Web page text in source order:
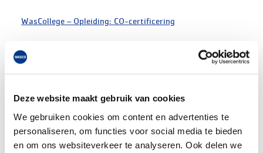
Deze website maakt gebruik van cookies
We gebruiken cookies om content en advertenties te
personaliseren, om functies voor social media te bieden
en om ons websiteverkeer te analyseren. Ook delen we
WasCollege – Opleiding: CO-certificering
Effect op de consument
Ook consumenten zijn strafbaar volgens de wet wanneer
installateur die niet gecertificeerd is. Er komt een
database die consumenten kunnen raadplegen om te zien
welke installateur gecertifieerd is.